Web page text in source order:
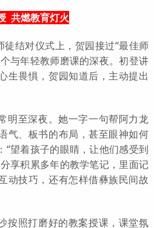
共燃教育灯火
徒结对仪式上，贺园接过“最佳师
与年轻教师磨课的深夜。初登讲
生畏惧，贺园知道后，主动提出
明至深夜。她一字一句帮阿力龙
气、板书的布局，甚至眼神如何
“望着孩子的眼睛，让他们感受到
享积累多年的教学笔记，里面记
动技巧，还有怎样借彝族民间故
按照打磨好的教案授课，课堂氛